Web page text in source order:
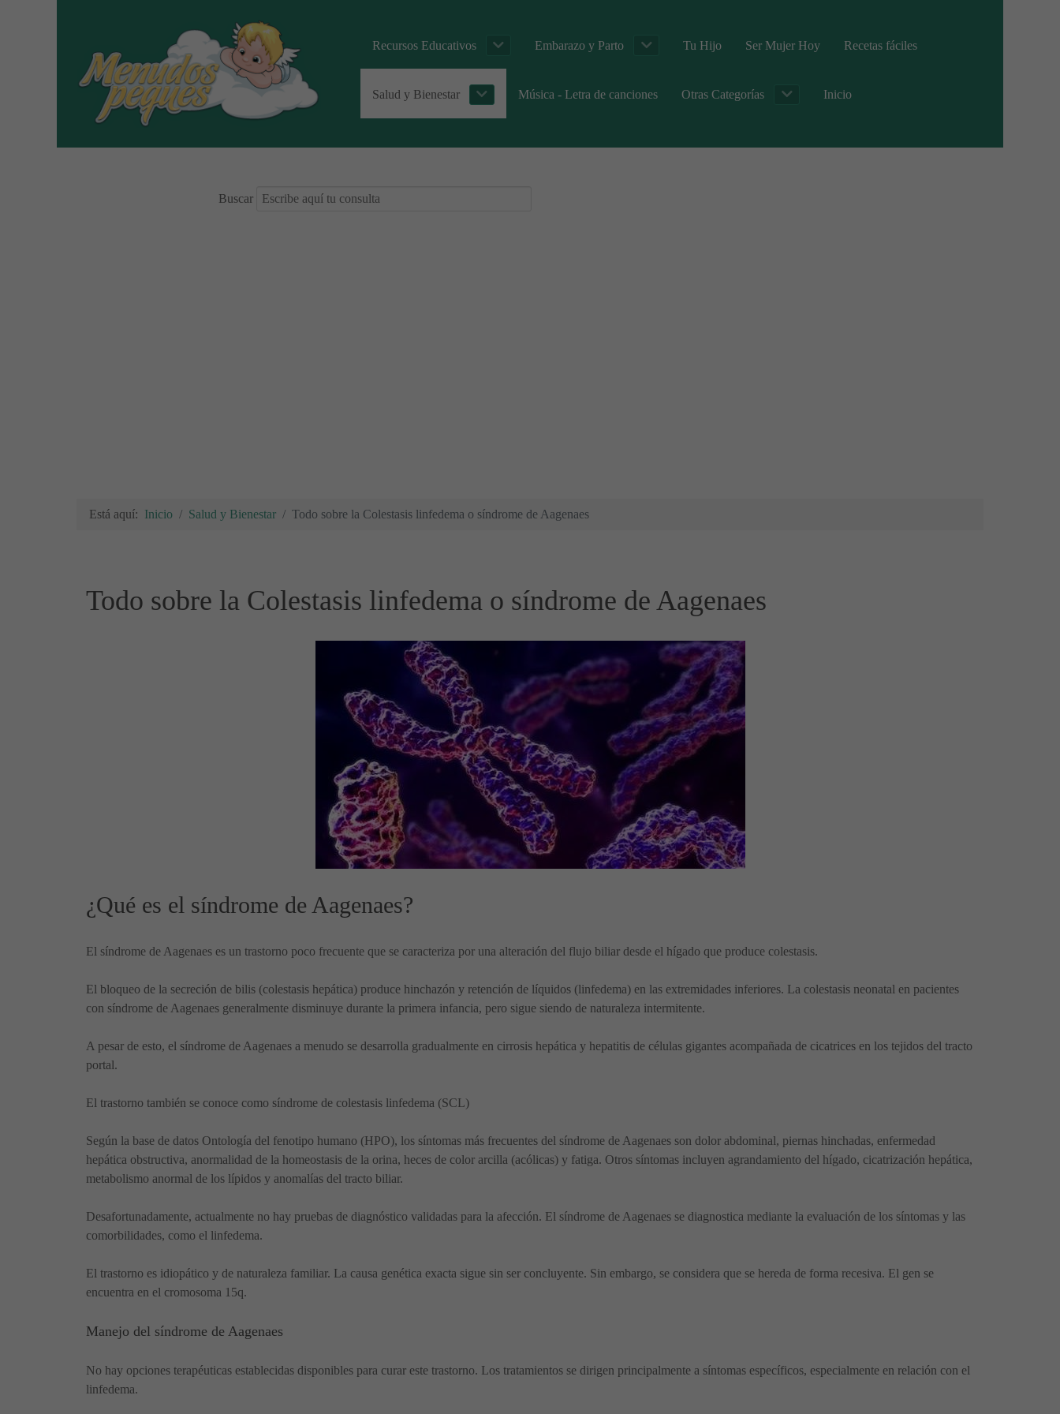
Recursos Educativos Embarazo y Parto Tu Hijo Ser Mujer Hoy Recetas fáciles
Salud y Bienestar Música - Letra de canciones Otras Categorías Inicio
Buscar
Está aquí: Inicio Salud y Bienestar Todo sobre la Colestasis linfedema o síndrome de Aagenaes
Todo sobre la Colestasis linfedema o síndrome de Aagenaes
¿Qué es el síndrome de Aagenaes?
El síndrome de Aagenaes es un trastorno poco frecuente que se caracteriza por una alteración del flujo biliar desde el hígado que produce colestasis.
El bloqueo de la secreción de bilis (colestasis hepática) produce hinchazón y retención de líquidos (linfedema) en las extremidades inferiores. La colestasis neonatal en pacientes
con síndrome de Aagenaes generalmente disminuye durante la primera infancia, pero sigue siendo de naturaleza intermitente.
A pesar de esto, el síndrome de Aagenaes a menudo se desarrolla gradualmente en cirrosis hepática y hepatitis de células gigantes acompañada de cicatrices en los tejidos del tracto
portal.
El trastorno también se conoce como síndrome de colestasis linfedema (SCL)
Según la base de datos Ontología del fenotipo humano (HPO), los síntomas más frecuentes del síndrome de Aagenaes son dolor abdominal, piernas hinchadas, enfermedad
hepática obstructiva, anormalidad de la homeostasis de la orina, heces de color arcilla (acólicas) y fatiga. Otros síntomas incluyen agrandamiento del hígado, cicatrización hepática,
metabolismo anormal de los lípidos y anomalías del tracto biliar.
Desafortunadamente, actualmente no hay pruebas de diagnóstico validadas para la afección. El síndrome de Aagenaes se diagnostica mediante la evaluación de los síntomas y las
comorbilidades, como el linfedema.
El trastorno es idiopático y de naturaleza familiar. La causa genética exacta sigue sin ser concluyente. Sin embargo, se considera que se hereda de forma recesiva. El gen se
encuentra en el cromosoma 15q.
Manejo del síndrome de Aagenaes
No hay opciones terapéuticas establecidas disponibles para curar este trastorno. Los tratamientos se dirigen principalmente a síntomas específicos, especialmente en relación con el
linfedema.